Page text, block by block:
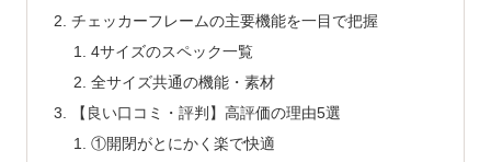
チェッカーフレームの主要機能を一目で把握
4サイズのスペック一覧
全サイズ共通の機能・素材
【良い口コミ・評判】高評価の理由5選
①開閉がとにかく楽で快適